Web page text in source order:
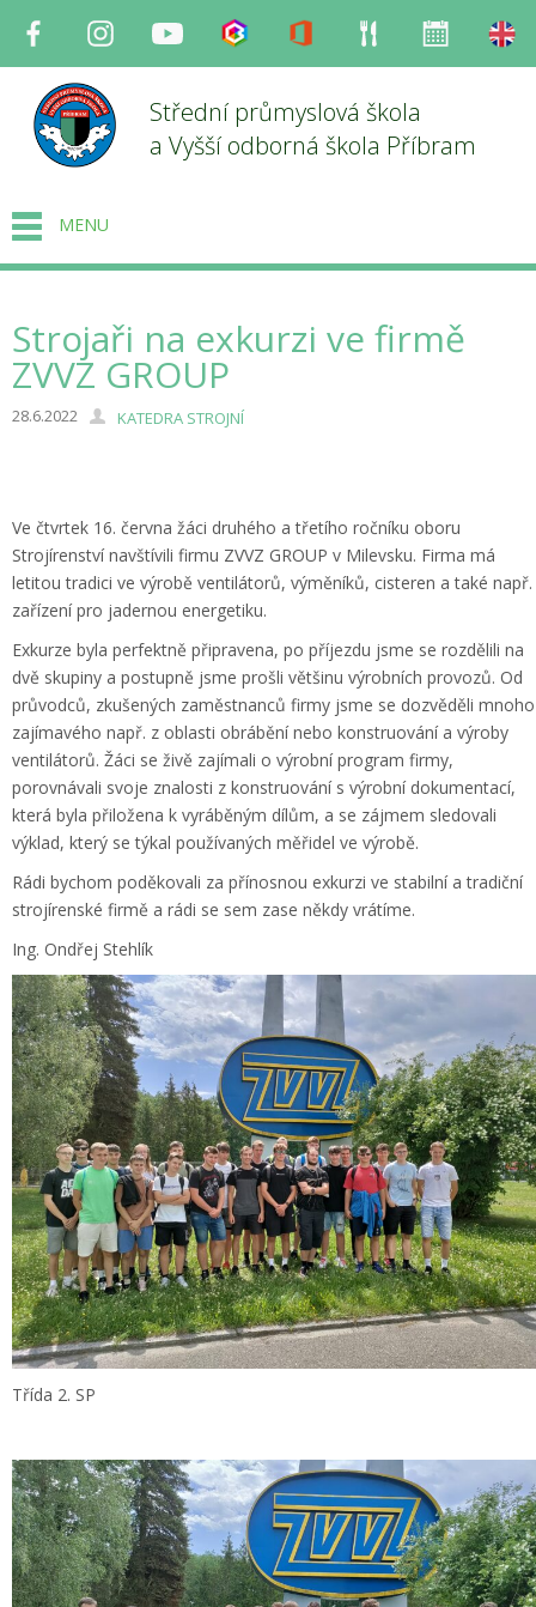
Facebook InstagramYoutube Bakaláři Office Strava
Střední průmyslová škola
a Vyšší odborná škola Příbram
MENU
Strojaři na exkurzi ve firmě
ZVVZ GROUP
28.6.2022 KATEDRA STROJNÍ
Ve čtvrtek 16. června žáci druhého a třetího ročníku oboru
Strojírenství navštívili firmu ZVVZ GROUP v Milevsku. Firma má
letitou tradici ve výrobě ventilátorů, výměníků, cisteren a také např.
zařízení pro jadernou energetiku.
Exkurze byla perfektně připravena, po příjezdu jsme se rozdělili na
dvě skupiny a postupně jsme prošli většinu výrobních provozů. Od
průvodců, zkušených zaměstnanců firmy jsme se dozvěděli mnoho
zajímavého např. z oblasti obrábění nebo konstruování a výroby
ventilátorů. Žáci se živě zajímali o výrobní program firmy,
porovnávali svoje znalosti z konstruování s výrobní dokumentací,
která byla přiložena k vyráběným dílům, a se zájmem sledovali
výklad, který se týkal používaných měřidel ve výrobě.
Rádi bychom poděkovali za přínosnou exkurzi ve stabilní a tradiční
strojírenské firmě a rádi se sem zase někdy vrátíme.
Ing. Ondřej Stehlík
Třída 2. SP